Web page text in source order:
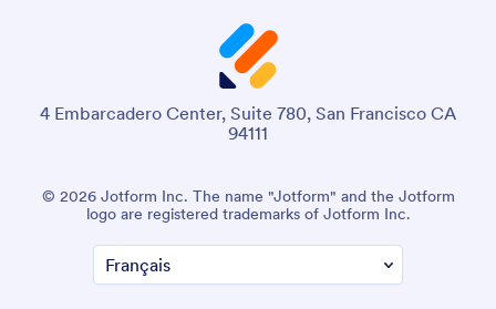
4 Embarcadero Center, Suite 780, San Francisco CA
94111
© 2026 Jotform Inc. The name "Jotform" and the Jotform
logo are registered trademarks of Jotform Inc.